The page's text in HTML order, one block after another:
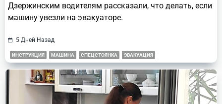
Дзержинским водителям рассказали, что делать, если
машину увезли на эвакуаторе.
5 Дней Назад
ИНСТРУКЦИЯ МАШИНА СПЕЦСТОЯНКА ЭВАКУАЦИЯ